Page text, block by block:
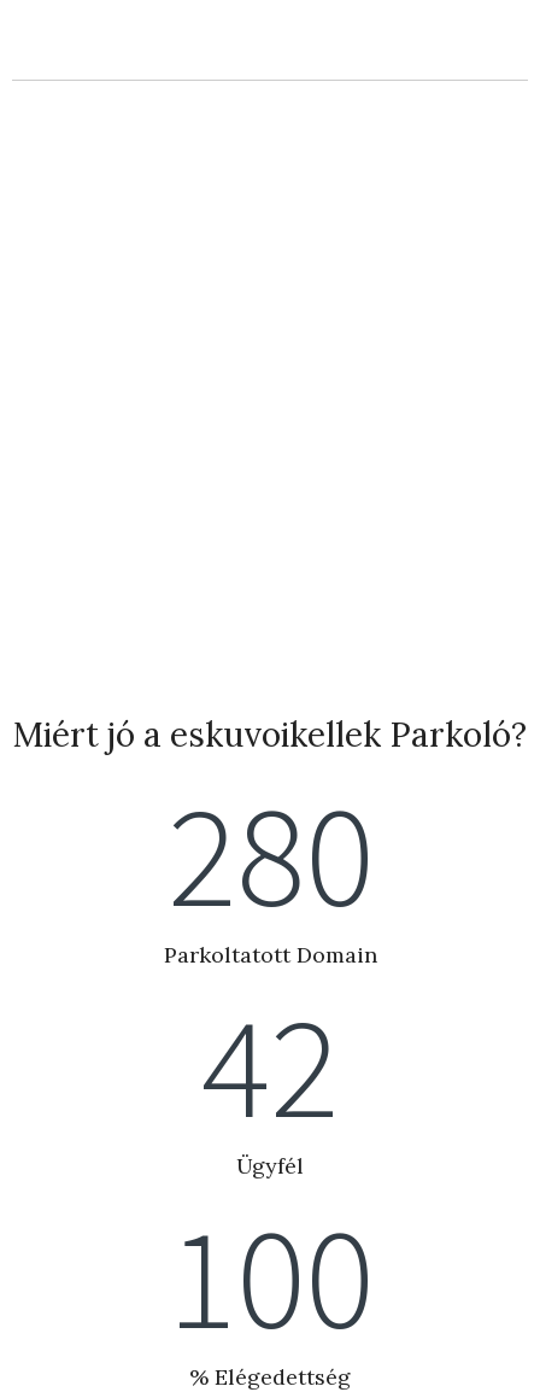
Miért jó a eskuvoikellek Parkoló?
280
Parkoltatott Domain
42
Ügyfél
100
% Elégedettség